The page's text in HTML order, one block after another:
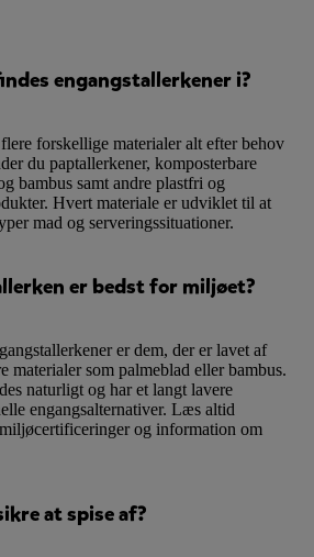
engangstallerkener i?
forskellige materialer alt efter behov
du paptallerkener, komposterbare
bambus samt andre plastfri og
Hvert materiale er udviklet til at
mad og serveringssituationer.
er bedst for miljøet?
er dem, der er lavet af
materialer som palmeblad eller bambus.
naturligt og har et langt lavere
engangsalternativer. Læs altid
og information om
at spise af?